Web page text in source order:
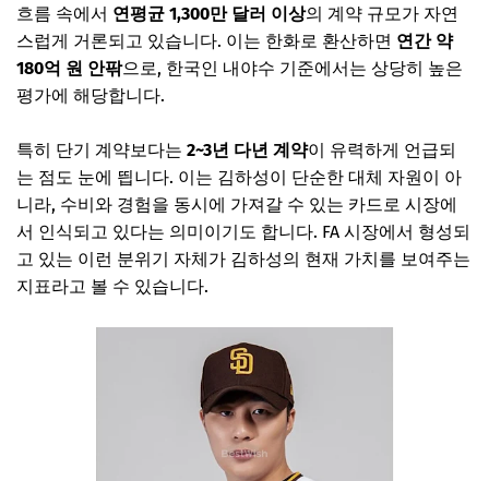
흐름 속에서 연평균 1,300만 달러 이상의 계약 규모가 자연
스럽게 거론되고 있습니다. 이는 한화로 환산하면 연간 약
180억 원 안팎으로, 한국인 내야수 기준에서는 상당히 높은
평가에 해당합니다.
특히 단기 계약보다는 2~3년 다년 계약이 유력하게 언급되
는 점도 눈에 띕니다. 이는 김하성이 단순한 대체 자원이 아
니라, 수비와 경험을 동시에 가져갈 수 있는 카드로 시장에
서 인식되고 있다는 의미이기도 합니다. FA 시장에서 형성되
고 있는 이런 분위기 자체가 김하성의 현재 가치를 보여주는
지표라고 볼 수 있습니다.